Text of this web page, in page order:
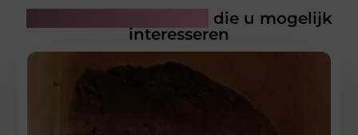
die u mogelijk
interesseren